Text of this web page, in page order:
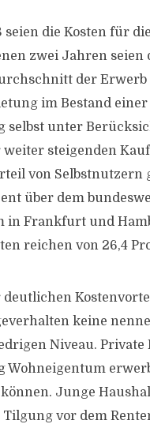
seien die Kosten für
zwei Jahren seien
der Erwerb
im Bestand
selbst unter
weiter steigenden
von Selbstnutzern
über dem
in Frankfurt und
reichen von 26,4
deutlichen
keine
Niveau.
Wohneigentum
Junge
Tilgung vor dem